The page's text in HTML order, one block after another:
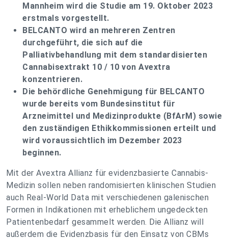
Mannheim wird die Studie am 19. Oktober 2023
erstmals vorgestellt.
BELCANTO wird an mehreren Zentren
durchgeführt, die sich auf die
Palliativbehandlung mit dem standardisierten
Cannabisextrakt 10 / 10 von Avextra
konzentrieren.
Die behördliche Genehmigung für BELCANTO
wurde bereits vom Bundesinstitut für
Arzneimittel und Medizinprodukte (BfArM) sowie
den zuständigen Ethikkommissionen erteilt und
wird voraussichtlich im Dezember 2023
beginnen.
Mit der Avextra Allianz für evidenzbasierte Cannabis-
Medizin sollen neben randomisierten klinischen Studien
auch Real-World Data mit verschiedenen galenischen
Formen in Indikationen mit erheblichem ungedeckten
Patientenbedarf gesammelt werden. Die Allianz will
außerdem die Evidenzbasis für den Einsatz von CBMs